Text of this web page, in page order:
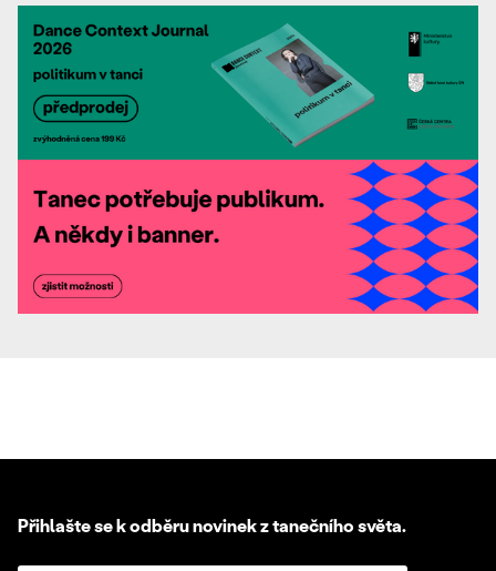
Přihlašte se k odběru novinek z tanečního světa.